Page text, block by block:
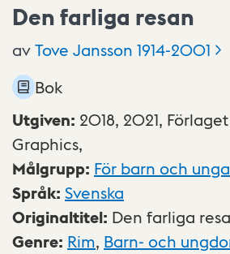
Den farliga resan
avTove Jansson 1914-2001
Bok
Utgiven: 2018, 2021,
Graphics,
Målgrupp: För barn och unga
Språk: Svenska
Originaltitel: Den farliga
Genre: Rim, Barn- och